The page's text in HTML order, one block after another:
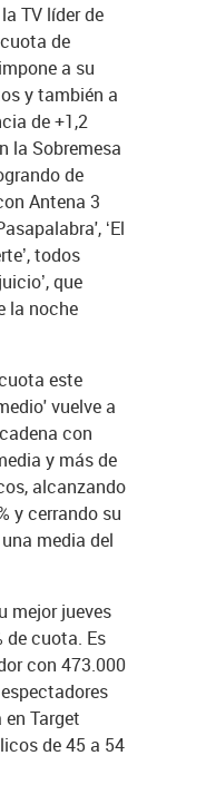
TV líder de
de
a su
y también a
de +1,2
la Sobremesa
de
Antena 3
‘El
todos
que
la noche
este
vuelve a
con
y más de
alcanzando
y cerrando su
media del
mejor jueves
de cuota. Es
con 473.000
Target
de 45 a 54